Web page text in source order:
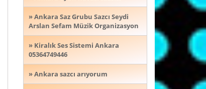
» Ankara Saz Grubu Sazcı Seydi
Arslan Sefam Müzik Organizasyon
» Kiralık Ses Sistemi Ankara
05364749446
» Ankara sazcı arıyorum